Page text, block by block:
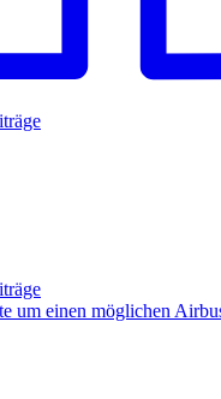
um einen möglichen